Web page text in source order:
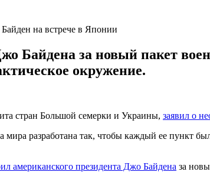
на встрече в Японии
Байдена за новый пакет
окружение.
стран Большой семерки и Украины, заявил о
мира разработана так, чтобы каждый ее
американского президента Джо Байдена за